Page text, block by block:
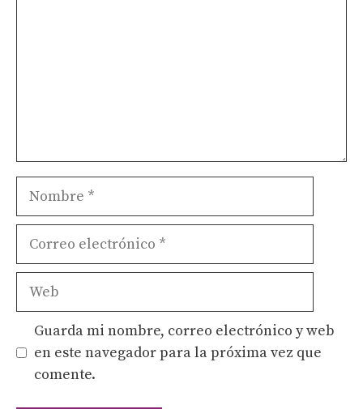
Nombre
Correo
Web
Guarda mi nombre, correo electrónico y web
en este navegador para la próxima vez que
comente.